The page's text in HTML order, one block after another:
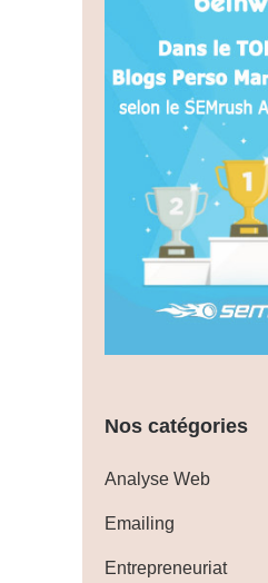
Nos catégories
Analyse Web
Emailing
Entrepreneuriat